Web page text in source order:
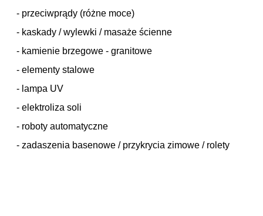
- przeciwprądy (różne moce)
- kaskady / wylewki / masaże ścienne
- kamienie brzegowe - granitowe
- elementy stalowe
- lampa UV
- elektroliza soli
- roboty automatyczne
- zadaszenia basenowe / przykrycia zimowe / rolety